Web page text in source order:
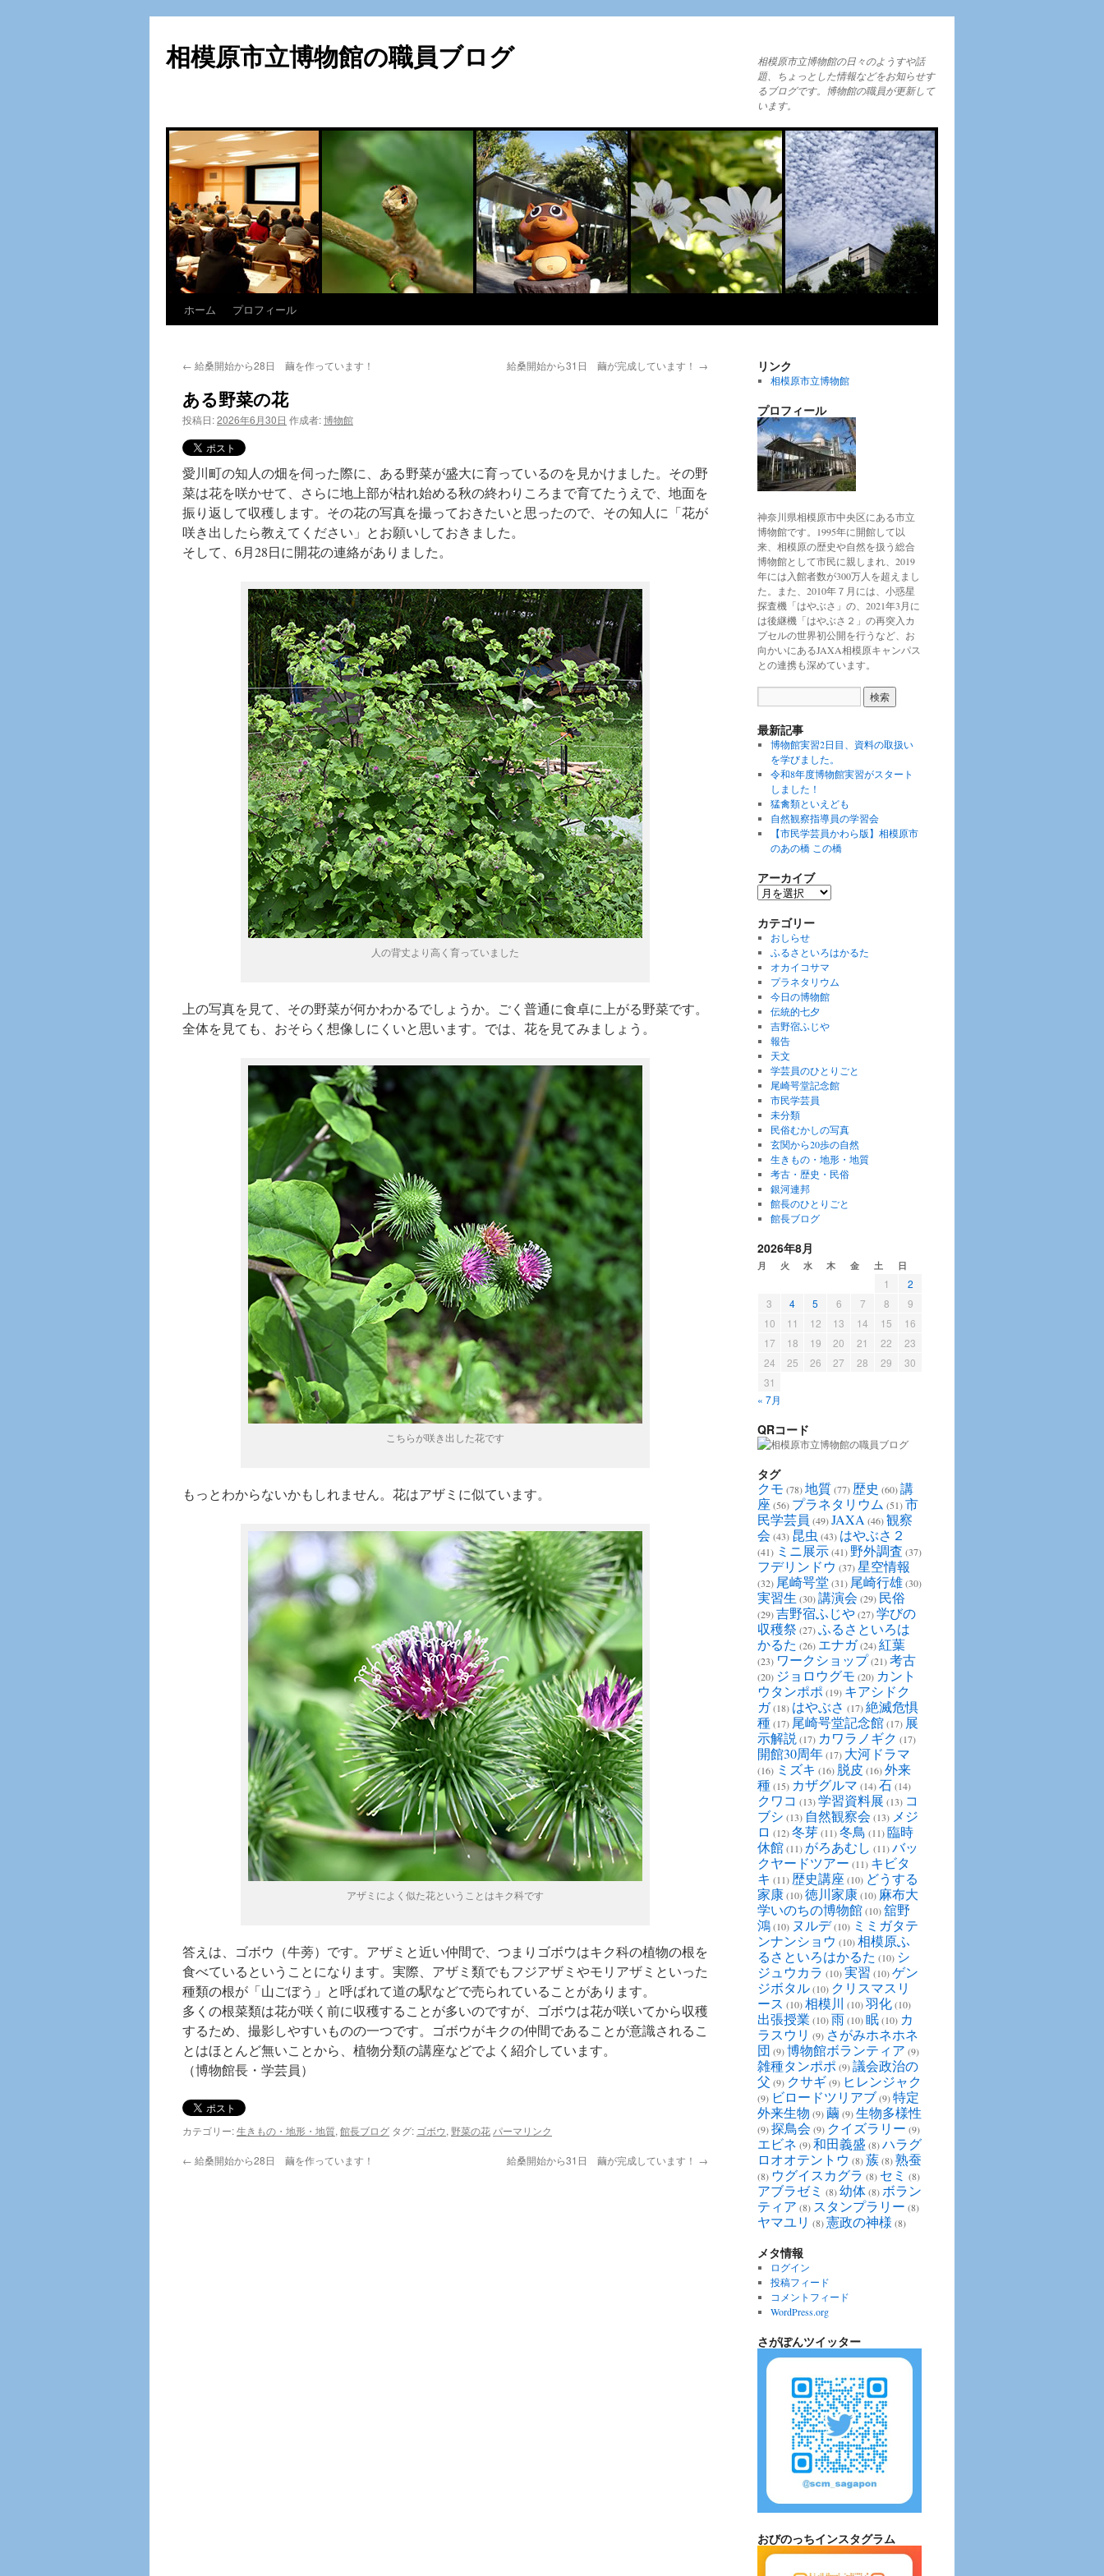
相模原市立博物館の職員ブログ
相模原市立博物館の日々のようすや話
題、ちょっとした情報などをお知らせす
るブログです。博物館の職員が更新して
います。
ス
キ
ホーム プロフィール
← 給桑開始から28日 繭を作っています！ 給桑開始から31日 繭が完成しています！ →
ある野菜の花
投稿日:2026年6月30日 作成者:博物館
愛川町の知人の畑を伺った際に、ある野菜が盛大に育っているのを見かけました。その野
菜は花を咲かせて、さらに地上部が枯れ始める秋の終わりころまで育てたうえで、地面を
振り返して収穫します。その花の写真を撮っておきたいと思ったので、その知人に「花が
咲き出したら教えてください」とお願いしておきました。
そして、6月28日に開花の連絡がありました。
人の背丈より高く育っていました
上の写真を見て、その野菜が何かわかるでしょうか。ごく普通に食卓に上がる野菜です。
全体を見ても、おそらく想像しにくいと思います。では、花を見てみましょう。
こちらが咲き出した花です
もっとわからないかもしれません。花はアザミに似ています。
アザミによく似た花ということはキク科です
答えは、ゴボウ（牛蒡）です。アザミと近い仲間で、つまりゴボウはキク科の植物の根を
食べているということになります。実際、アザミ類でもフジアザミやモリアザミといった
種類の根が「山ごぼう」と呼ばれて道の駅などで売られていることがあります。
多くの根菜類は花が咲く前に収穫することが多いのですが、ゴボウは花が咲いてから収穫
するため、撮影しやすいものの一つです。ゴボウがキクの仲間であることが意識されるこ
とはほとんど無いことから、植物分類の講座などでよく紹介しています。
（博物館長・学芸員）
カテゴリー:生きもの・地形・地質, 館長ブログ タグ: ゴボウ, 野菜の花 パーマリンク
← 給桑開始から28日 繭を作っています！ 給桑開始から31日 繭が完成しています！ →
リンク
相模原市立博物館
プロフィール
神奈川県相模原市中央区にある市立
博物館です。1995年に開館して以
来、相模原の歴史や自然を扱う総合
博物館として市民に親しまれ、2019
年には入館者数が300万人を超えまし
た。また、2010年７月には、小惑星
探査機「はやぶさ」の、2021年3月に
は後継機「はやぶさ２」の再突入カ
プセルの世界初公開を行うなど、お
向かいにあるJAXA相模原キャンパス
との連携も深めています。
最新記事
博物館実習2日目、資料の取扱い
を学びました。
令和8年度博物館実習がスタート
しました！
猛禽類といえども
自然観察指導員の学習会
【市民学芸員かわら版】相模原市
のあの橋 この橋
アーカイブ
ア
カ
イ
ブ
カテゴリー
おしらせ
ふるさといろはかるた
オカイコサマ
プラネタリウム
今日の博物館
伝統的七夕
吉野宿ふじや
報告
天文
学芸員のひとりごと
尾崎咢堂記念館
市民学芸員
未分類
民俗むかしの写真
玄関から20歩の自然
生きもの・地形・地質
考古・歴史・民俗
銀河連邦
館長のひとりごと
館長ブログ
2026年8月
月 火 水 木 金 土 日
1
2
3
4 5 6 7 8
9
10
11 12 13 14 15
16
17
18 19 20 21 22
23
24
25 26 27 28 29
30
31
« 7月
QRコード
タグ
クモ (78)地質(77) 歴史 (60)講
座 (56) プラネタリウム (51)市
民学芸員 (49)JAXA (46)観察
会 (43) 昆虫 (43) はやぶさ２
(41) ミニ展示(41) 野外調査 (37)
フデリンドウ (37)星空情報
(32) 尾崎咢堂 (31) 尾崎行雄(30)
実習生 (30)講演会 (29) 民俗
(29)吉野宿ふじや(27)学びの
収穫祭 (27)ふるさといろは
かるた (26) エナガ(24)紅葉
(23) ワークショップ(21)考古
(20) ジョロウグモ (20) カント
ウタンポポ (19) キアシドク
ガ(18) はやぶさ (17)絶滅危惧
種(17) 尾崎咢堂記念館(17) 展
示解説 (17) カワラノギク (17)
開館30周年(17) 大河ドラマ
(16) ミズキ (16) 脱皮 (16)外来
種(15) カザグルマ (14)石(14)
クワコ (13)学習資料展 (13) コ
ブシ (13) 自然観察会 (13) メジ
ロ (12)冬芽(11)冬鳥 (11)臨時
休館(11) がろあむし (11)バッ
クヤードツアー (11) キビタ
キ (11) 歴史講座 (10) どうする
家康(10)徳川家康(10) 麻布大
学いのちの博物館(10)舘野
鴻(10) ヌルデ(10) ミミガタテ
ンナンショウ (10)相模原ふ
るさといろはかるた (10) シ
ジュウカラ (10)実習 (10)ゲン
ジボタル(10) クリスマスリ
ース (10)相模川 (10)羽化(10)
出張授業 (10)雨(10)眠(10) カ
ラスウリ (9) さがみホネホネ
団 (9)博物館ボランティア (9)
雑種タンポポ (9)議会政治の
父 (9) クサギ(9) ヒレンジャク
(9) ビロードツリアブ(9)特定
外来生物 (9)繭(9)生物多様性
(9)探鳥会 (9) クイズラリー (9)
エビネ (9)和田義盛 (8)ハラグ
ロオオテントウ (8)蔟(8)熟蚕
(8) ウグイスカグラ (8) セミ (8)
アブラゼミ (8)幼体(8) ボラン
ティア (8) スタンプラリー (8)
ヤマユリ (8)憲政の神様 (8)
メタ情報
ログイン
投稿フィード
コメントフィード
WordPress.org
さがぽんツイッター
おびのっちインスタグラム